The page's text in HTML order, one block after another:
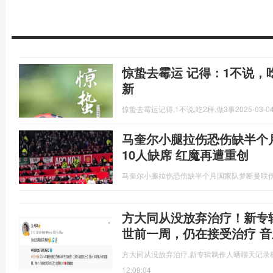
惊蛰去霉运 记得：1不说，
新
惊蛰去霉运记得,1不说,吃2样,做3事2025-03-
马奎尔小腿拉伤恐伤缺半
10人缺席 红魔再遭重创
马奎尔小腿拉伤恐伤缺半个月国家队梦断曼联
方大同从没放弃治疗！新
世前一周，仍在接受治疗
方大同从没放弃治疗,新专辑制作人晒聊天记
12:09:04